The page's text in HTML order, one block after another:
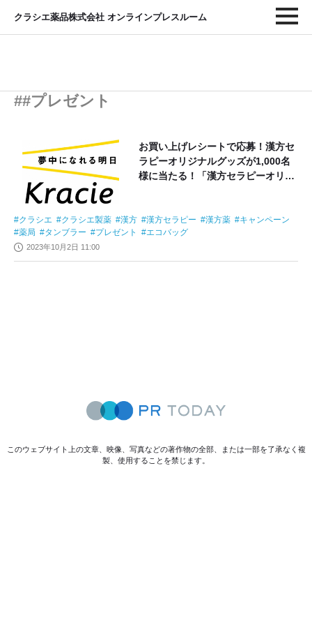
クラシエ薬品株式会社 オンラインプレスルーム
##プレゼント
お買い上げレシートで応募！漢方セ
ラピーオリジナルグッズが1,000名
様に当たる！「漢方セラピーオリジ
クラシエ クラシエ製薬 漢方 漢方セラピー 漢方薬
キャンペーン
薬局
タンブラー プレゼント エコバッグ
2023年10月2日 11:00
このウェブサイト上の文章、映像、写真などの著作物の全部、または一部を了承なく複
製、使用することを禁じます。